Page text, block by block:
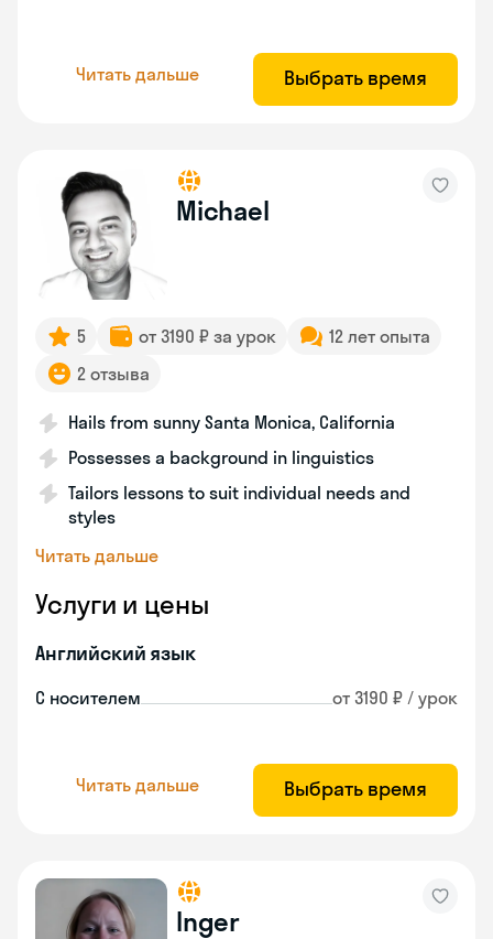
Читать дальше Выбрать время
Michael
5 от 3190 ₽ за урок
12 лет опыта
2 отзыва
Hails from sunny Santa Monica, California
Possesses a background in linguistics
Tailors lessons to suit individual needs and
styles
Читать дальше
Услуги и цены
Английский язык
С носителем от 3190 ₽ / урок
Читать дальше Выбрать время
Inger